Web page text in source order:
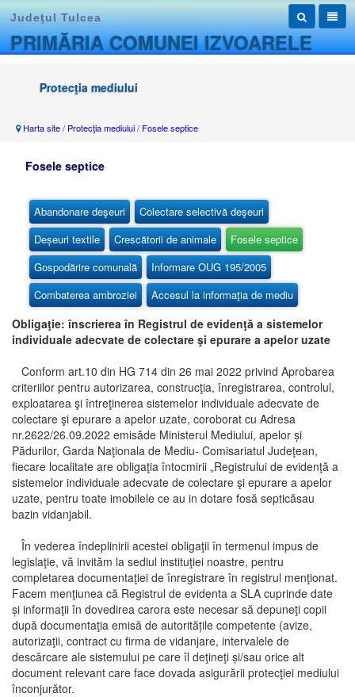
Judeţul Tulcea
PRIMĂRIA COMUNEI IZVOARELE
Protecţia mediului
Harta site/ Protecţia mediului/ Fosele septice
Fosele septice
Abandonare deşeuri
Colectare selectivă deşeuri
Deșeuri textile
Crescătorii de animale
Fosele septice
Gospodărire comunală
Informare OUG 195/2005
Combaterea ambroziei
Accesul la informaţia de mediu
Obligaţie: înscrierea în Registrul de evidenţă a sistemelor
individuale adecvate de colectare şi epurare a apelor uzate
Conform art.10 din HG 714 din 26 mai 2022 privind Aprobarea
criteriilor pentru autorizarea, construcţia, înregistrarea, controlul,
exploatarea şi întreţinerea sistemelor individuale adecvate de
colectare şi epurare a apelor uzate, coroborat cu Adresa
nr.2622/26.09.2022 emisăde Ministerul Mediului, apelor și
Pădurilor, Garda Naţionala de Mediu- Comisariatul Judeţean,
fiecare localitate are obligaţia întocmirii „Registrului de evidenţă a
sistemelor individuale adecvate de colectare şi epurare a apelor
uzate, pentru toate imobilele ce au in dotare fosă septicăsau
bazin vidanjabil.
În vederea îndeplinirii acestei obligaţii în termenul impus de
legislaţie, vă invităm la sediul instituţiei noastre, pentru
completarea documentaţiei de înregistrare în registrul menţionat.
Facem menţiunea că Registrul de evidenta a SLA cuprinde date
și informaţii în dovedirea carora este necesar să depuneţi copii
după documentaţia emisă de autoritățile competente (avize,
autorizaţii, contract cu firma de vidanjare, intervalele de
descărcare ale sistemului pe care îl deţineţi și/sau orice alt
document relevant care face dovada asigurării protecţiei mediului
înconjurător.